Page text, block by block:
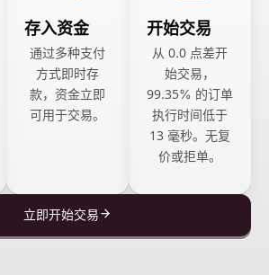
存入资金
通过多种支付
方式即时存
款，资金立即
可用于交易。
开始交易
从 0.0 点差开
始交易，
99.35% 的订单
执行时间低于
13 毫秒。无复
价或拒单。
立即开始交易